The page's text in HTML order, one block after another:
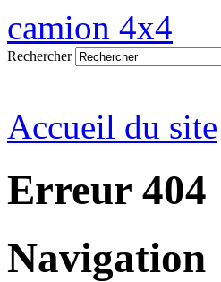
camion 4x4
Rechercher
Accueil du site
Erreur 404
Navigation